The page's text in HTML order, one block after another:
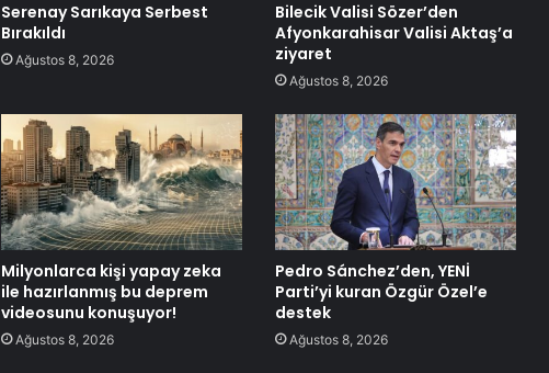
Serenay Sarıkaya Serbest
Bırakıldı
Ağustos 8, 2026
Bilecik Valisi Sözer’den
Afyonkarahisar Valisi Aktaş’a
ziyaret
Ağustos 8, 2026
Milyonlarca kişi yapay zeka
ile hazırlanmış bu deprem
videosunu konuşuyor!
Ağustos 8, 2026
Pedro Sánchez’den, YENİ
Parti’yi kuran Özgür Özel’e
destek
Ağustos 8, 2026